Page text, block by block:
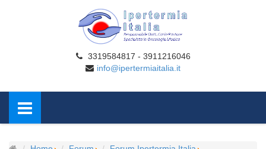
3319584817 - 3911216046
info@ipertermiaitalia.it